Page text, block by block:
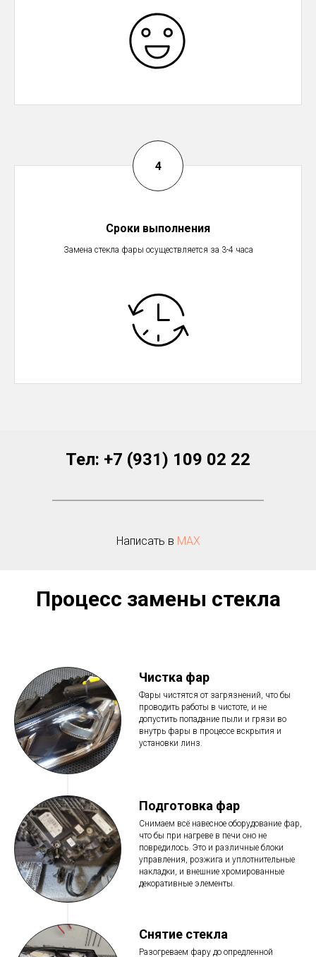
Сроки выполнения
Замена стекла фары осуществляется за 3-4 часа
Тел: +7 (931) 109 02 22
Написать в МАХ
Процесс замены стекла
Чистка фар
Фары чистятся от загрязнений, что бы
проводить работы в чистоте, и не
допустить попадание пыли и грязи во
внутрь фары в процессе вскрытия и
установки линз.
Подготовка фар
Снимаем всё навесное оборудование фар,
что бы при нагреве в печи оно не
повредилось. Это и различные блоки
управления, розжига и уплотнительные
накладки, и внешние хромированные
декоративные элементы.
Снятие стекла
Разогреваем фару до опредленной